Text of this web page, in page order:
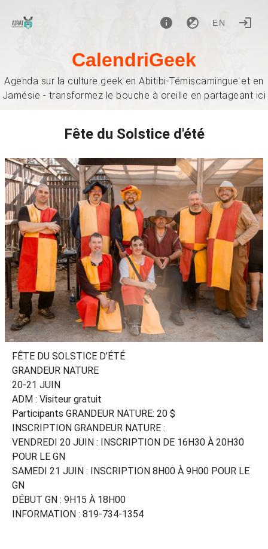
EN
CalendriGeek
Agenda sur la culture geek en Abitibi-Témiscamingue et en
Jamésie - transformez le bouche à oreille en partageant ici
Fête du Solstice d'été
FÊTE DU SOLSTICE D’ÉTÉ
GRANDEUR NATURE
20-21 JUIN
ADM : Visiteur gratuit
Participants GRANDEUR NATURE: 20 $
INSCRIPTION GRANDEUR NATURE :
VENDREDI 20 JUIN : INSCRIPTION DE 16H30 À 20H30
POUR LE GN
SAMEDI 21 JUIN : INSCRIPTION 8H00 À 9H00 POUR LE
GN
DÉBUT GN : 9H15 À 18H00
INFORMATION : 819-734-1354